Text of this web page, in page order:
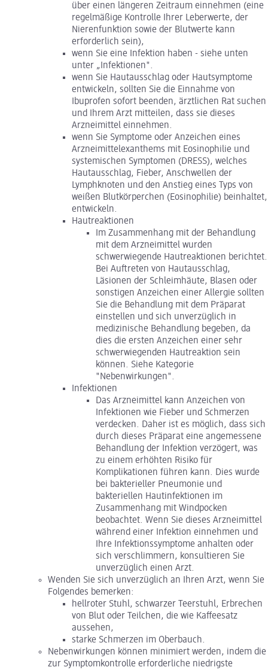
über einen längeren Zeitraum einnehmen (eine
regelmäßige Kontrolle Ihrer Leberwerte, der
Nierenfunktion sowie der Blutwerte kann
erforderlich sein),
wenn Sie eine Infektion haben - siehe unten
unter „Infektionen".
wenn Sie Hautausschlag oder Hautsymptome
entwickeln, sollten Sie die Einnahme von
Ibuprofen sofort beenden, ärztlichen Rat suchen
und Ihrem Arzt mitteilen, dass sie dieses
Arzneimittel einnehmen.
wenn Sie Symptome oder Anzeichen eines
Arzneimittelexanthems mit Eosinophilie und
systemischen Symptomen (DRESS), welches
Hautausschlag, Fieber, Anschwellen der
Lymphknoten und den Anstieg eines Typs von
weißen Blutkörperchen (Eosinophilie) beinhaltet,
entwickeln.
Hautreaktionen
Im Zusammenhang mit der Behandlung
mit dem Arzneimittel wurden
schwerwiegende Hautreaktionen berichtet.
Bei Auftreten von Hautausschlag,
Läsionen der Schleimhäute, Blasen oder
sonstigen Anzeichen einer Allergie sollten
Sie die Behandlung mit dem Präparat
einstellen und sich unverzüglich in
medizinische Behandlung begeben, da
dies die ersten Anzeichen einer sehr
schwerwiegenden Hautreaktion sein
können. Siehe Kategorie
"Nebenwirkungen".
Infektionen
Das Arzneimittel kann Anzeichen von
Infektionen wie Fieber und Schmerzen
verdecken. Daher ist es möglich, dass sich
durch dieses Präparat eine angemessene
Behandlung der Infektion verzögert, was
zu einem erhöhten Risiko für
Komplikationen führen kann. Dies wurde
bei bakterieller Pneumonie und
bakteriellen Hautinfektionen im
Zusammenhang mit Windpocken
beobachtet. Wenn Sie dieses Arzneimittel
während einer Infektion einnehmen und
Ihre Infektionssymptome anhalten oder
sich verschlimmern, konsultieren Sie
unverzüglich einen Arzt.
Wenden Sie sich unverzüglich an Ihren Arzt, wenn Sie
Folgendes bemerken:
hellroter Stuhl, schwarzer Teerstuhl, Erbrechen
von Blut oder Teilchen, die wie Kaffeesatz
aussehen,
starke Schmerzen im Oberbauch.
Nebenwirkungen können minimiert werden, indem die
zur Symptomkontrolle erforderliche niedrigste